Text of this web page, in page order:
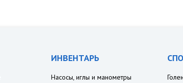
ИНВЕНТАРЬ
Насосы, иглы и манометры